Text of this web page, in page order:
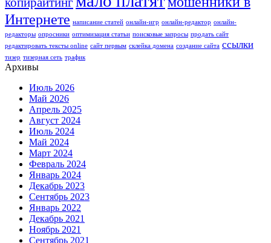
Интернете написание статей онлайн-игр онлайн-редактор онлайн-
редакторы опросники оптимизация статьи поисковые запросы продать сайт
редактировать тексты online сайт первым склейка домена создание сайта ссылки
тизер тизерная сеть трафик
Архивы
Июль 2026
Май 2026
Апрель 2025
Август 2024
Июль 2024
Май 2024
Март 2024
Февраль 2024
Январь 2024
Декабрь 2023
Сентябрь 2023
Январь 2022
Декабрь 2021
Ноябрь 2021
Сентябрь 2021